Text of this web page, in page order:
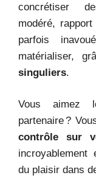
concrétiser
modéré,
parfois
matérialiser,
singuliers.
Vous aimez
partenaire ?
contrôle sur
incroyablement
du plaisir dans